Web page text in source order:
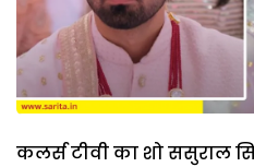
कलर्स टीवी का शो ससुराल